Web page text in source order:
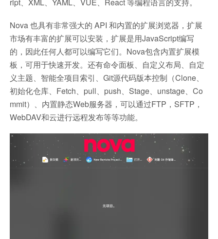
Nova 也具有非常强大的 API 和内置的扩展浏览器，扩展
市场有丰富的扩展可以安装，扩展是用JavaScript编写
的，因此任何人都可以编写它们。Nova包含内置扩展模
板，可用于快速开发。还有命令面板、自定义布局、自定
义主题、智能全项目索引、Git源代码版本控制（Clone、
初始化仓库、Fetch、pull、push、Stage、unstage、Co
mmit）、内置静态Web服务器，可以通过FTP，SFTP，
WebDAV和云进行远程发布等等功能。